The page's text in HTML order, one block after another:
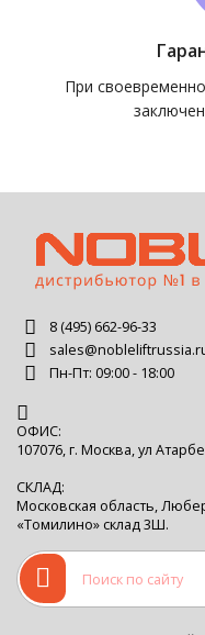
При
8 (495) 662-96-33
Пн-Пт: 09:00 - 18:00
ОФИС:
107076, г. Москва, ул
СКЛАД:
Московская область,
«Томилино» склад 3Ш.